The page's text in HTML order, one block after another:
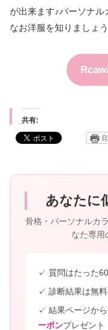
が出来ます♪パーソナ
なお洋服を知りましょう
共有:
あなたに
骨格・パーソナルカ
なた専用
✓ 質問はたった
✓ 診断結果は無
✓ 結果ページか
ーポンプレゼント